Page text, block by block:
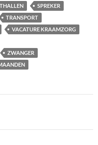
SPREKER
TRANSPORT
VACATURE KRAAMZORG
ZWANGER